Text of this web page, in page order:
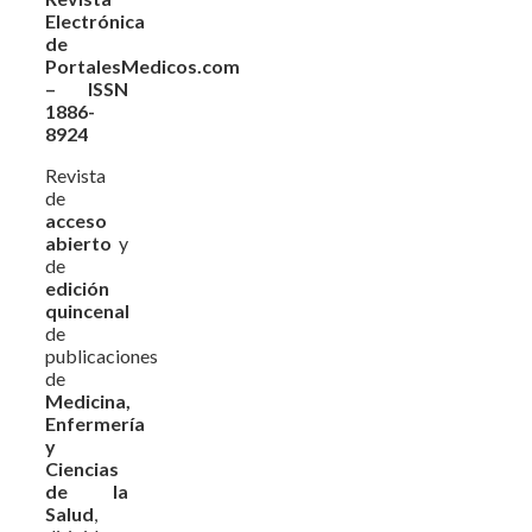
Electrónica
de
PortalesMedicos.com
– ISSN
1886-
8924
Revista
de
acceso
abierto y
de
edición
quincenal
de
publicaciones
de
Medicina,
Enfermería
y
Ciencias
de la
Salud